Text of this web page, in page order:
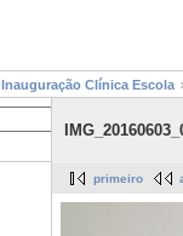
Inauguração Clínica Escola
primeiro